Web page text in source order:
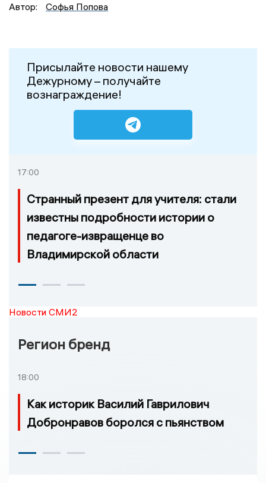
Автор: Софья Попова
Присылайте новости нашему
Дежурному – получайте
вознаграждение!
17:00
Странный презент для учителя: стали
известны подробности истории о
педагоге-извращенце во
Владимирской области
Новости СМИ2
Регион бренд
18:00
Как историк Василий Гаврилович
Добронравов боролся с пьянством